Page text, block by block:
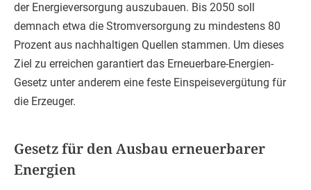
der Energieversorgung auszubauen. Bis 2050 soll
demnach etwa die Stromversorgung zu mindestens 80
Prozent aus nachhaltigen Quellen stammen. Um dieses
Ziel zu erreichen garantiert das Erneuerbare-Energien-
Gesetz unter anderem eine feste Einspeisevergütung für
die Erzeuger.
Gesetz für den Ausbau erneuerbarer
Energien